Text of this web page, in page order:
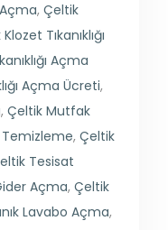
, Çeltik
Tıkanıklığı
Açma
Açma Ücreti,
, Çeltik Mutfak
, Çeltik
Tesisat
Açma, Çeltik
Lavabo Açma,